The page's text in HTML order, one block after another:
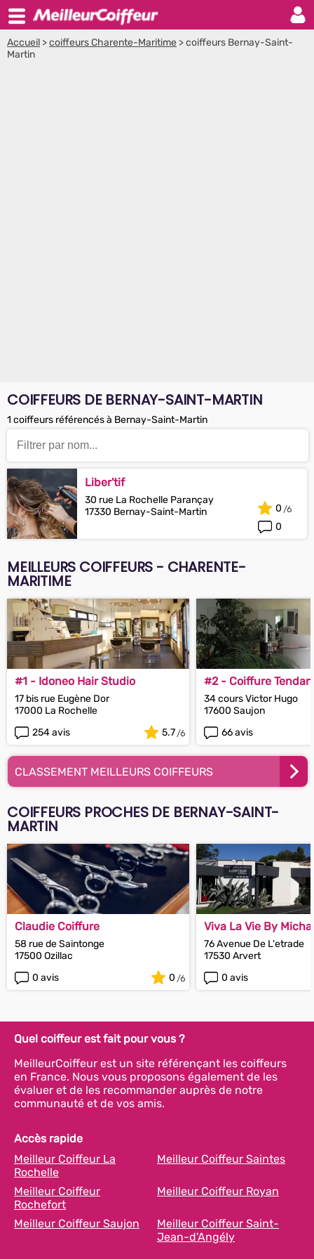
Accueil >coiffeurs Charente-Maritime >coiffeurs Bernay-Saint-
Martin
COIFFEURS DE BERNAY-SAINT-MARTIN
1 coiffeurs référencés à Bernay-Saint-Martin
Liber'tif
30 rue La Rochelle Parançay
17330 Bernay-Saint-Martin
0
0
MEILLEURS COIFFEURS - CHARENTE-
MARITIME
#1 - Idoneo Hair Studio
17 bis rue Eugène Dor
17000 La Rochelle
254 avis
5.7
#2 - Coiffure
34 cours Victor Hugo
17600 Saujon
66 avis
CLASSEMENT MEILLEURS COIFFEURS
COIFFEURS PROCHES DE BERNAY-SAINT-
MARTIN
Claudie Coiffure
58 rue de Saintonge
17500 Ozillac
0 avis
0
Viva La Vie By
76 Avenue De L'etrade
17530 Arvert
0 avis
Quel coiffeur est fait pour vous ?
MeilleurCoiffeur est un site référençant les coiffeurs
en France. Nous vous proposons également de les
évaluer et de les recommander auprès de notre
communauté et de vos amis.
Accès rapide
Meilleur Coiffeur La
Rochelle
Meilleur Coiffeur Saintes
Meilleur Coiffeur
Rochefort
Meilleur Coiffeur Royan
Meilleur Coiffeur Saujon
Meilleur Coiffeur Saint-
Jean-d'Angély